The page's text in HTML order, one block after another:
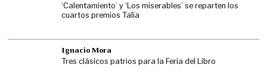
‘Calentamiento’ y ‘Los miserables’ se reparten los
cuartos premios Talía
Ignacio Mora
Tres clásicos patrios para la Feria del Libro